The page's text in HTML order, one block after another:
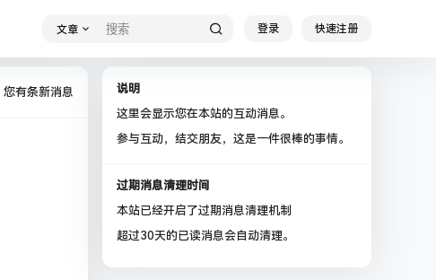
文章 登录 快速注册
您有条新消息
说明
这里会显示您在本站的互动消息。
参与互动，结交朋友，这是一件很棒的事情。
过期消息清理时间
本站已经开启了过期消息清理机制
超过30天的已读消息会自动清理。